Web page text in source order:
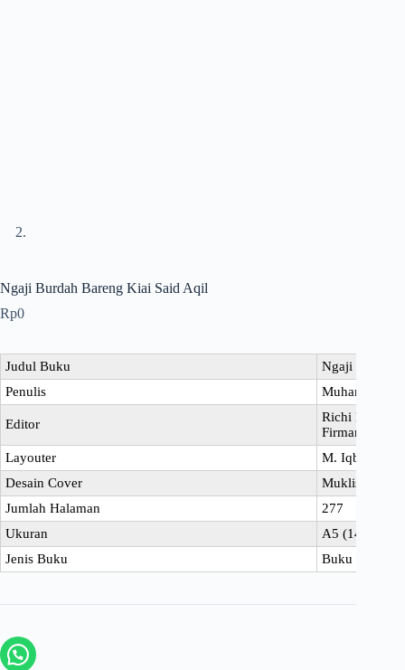
Ngaji Burdah Bareng Kiai Said Aqil
Rp0
Judul Buku
Ngaji Burdah
Penulis
Muhammad
Editor
Richi Dwi
Firmansyah
Layouter
M. Iqbal Al-
Desain Cover
Muklish Nur
Jumlah Halaman
277
Ukuran
A5 (14,8 x 21
Jenis Buku
Buku